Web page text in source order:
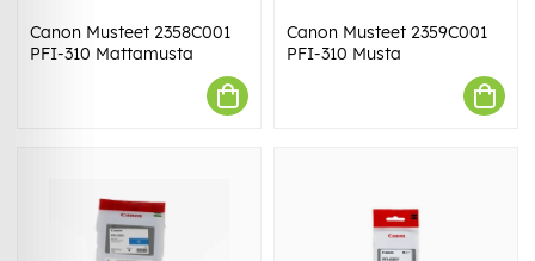
Canon Musteet 2358C001
PFI-310 Mattamusta
Canon Musteet 2359C001
PFI-310 Musta